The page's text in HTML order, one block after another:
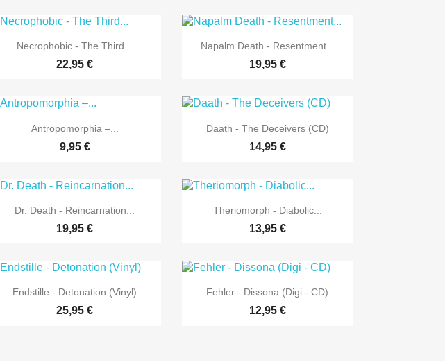
 Vorschau
Necrophobic - The Third...
22,95 €
 Vorschau
Napalm Death - Resentment...
19,95 €
 Vorschau
Antropomorphia –...
9,95 €
 Vorschau
Daath - The Deceivers (CD)
14,95 €
 Vorschau
Dr. Death - Reincarnation...
19,95 €
 Vorschau
Theriomorph - Diabolic...
13,95 €
 Vorschau
Endstille - Detonation (Vinyl)
25,95 €
 Vorschau
Fehler - Dissona (Digi - CD)
12,95 €